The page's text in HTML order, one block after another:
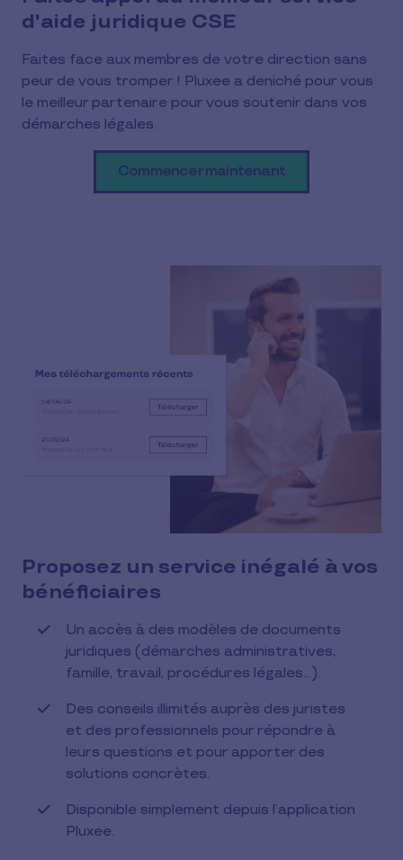
d'aide juridique CSE
Faites face aux membres de votre direction sans
peur de vous tromper ! Pluxee a deniché pour vous
le meilleur partenaire pour vous soutenir dans vos
démarches légales.
Commencer maintenant
Proposez un service inégalé à vos
bénéficiaires
Un accès à des modèles de documents
juridiques (démarches administratives,
famille, travail, procédures légales…).
Des conseils illimités auprès des juristes
et des professionnels pour répondre à
leurs questions et pour apporter des
solutions concrètes.
Disponible simplement depuis l’application
Pluxee.